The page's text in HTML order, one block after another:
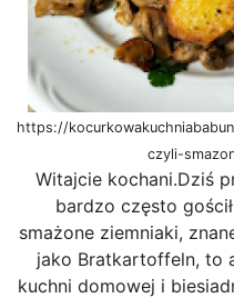
https://
czyli-
Witajcie kochani.Dziś
bardzo często
smażone ziemniaki,
jako Bratkartoffeln, to
kuchni domowej i